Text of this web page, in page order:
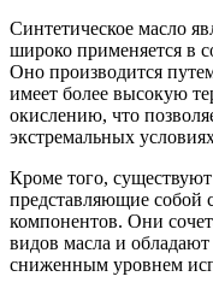
Синтетическое масло
широко применяется в
Оно производится
имеет более высокую
окислению, что
экстремальных
Кроме того,
представляющие собой
компонентов. Они
видов масла и
сниженным уровнем